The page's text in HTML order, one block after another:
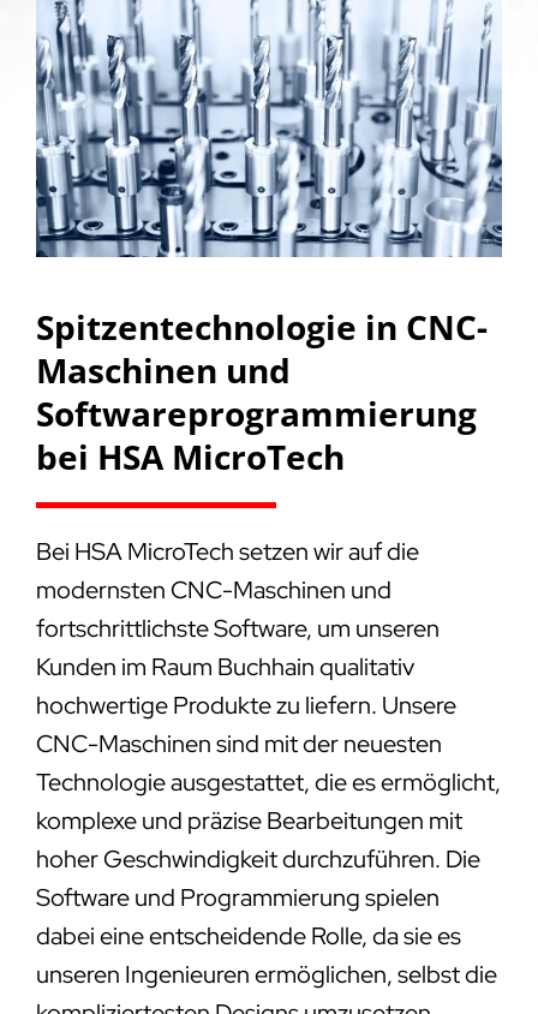
Spitzentechnologie in CNC-
Maschinen und
Softwareprogrammierung
bei HSA MicroTech
Bei HSA MicroTech setzen wir auf die
modernsten CNC-Maschinen und
fortschrittlichste Software, um unseren
Kunden im Raum Buchhain qualitativ
hochwertige Produkte zu liefern. Unsere
CNC-Maschinen sind mit der neuesten
Technologie ausgestattet, die es ermöglicht,
komplexe und präzise Bearbeitungen mit
hoher Geschwindigkeit durchzuführen. Die
Software und Programmierung spielen
dabei eine entscheidende Rolle, da sie es
unseren Ingenieuren ermöglichen, selbst die